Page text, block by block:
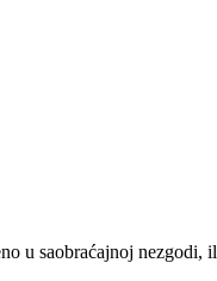
u saobraćajnoj nezgodi,